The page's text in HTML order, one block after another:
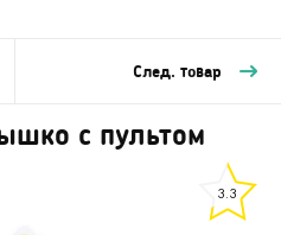
След. товар
с пультом
3.3